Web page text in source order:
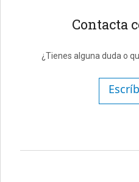
Contacta
¿Tienes alguna duda o